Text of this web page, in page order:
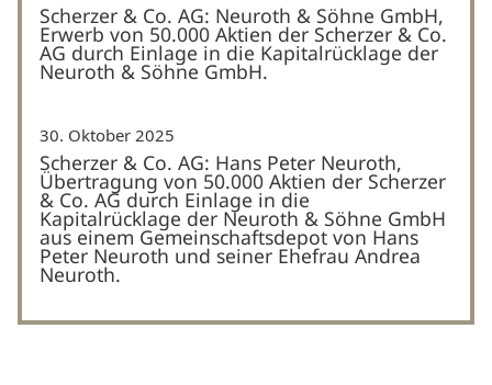
Scherzer & Co. AG: Neuroth & Söhne GmbH,
Erwerb von 50.000 Aktien der Scherzer & Co.
AG durch Einlage in die Kapitalrücklage der
Neuroth & Söhne GmbH.
30. Oktober 2025
Scherzer & Co. AG: Hans Peter Neuroth,
Übertragung von 50.000 Aktien der Scherzer
& Co. AG durch Einlage in die
Kapitalrücklage der Neuroth & Söhne GmbH
aus einem Gemeinschaftsdepot von Hans
Peter Neuroth und seiner Ehefrau Andrea
Neuroth.